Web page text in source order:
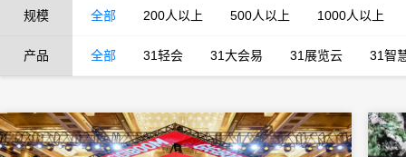
规模 全部 200人以上 500人以上 1000人以上
产品 全部 31轻会 31大会易 31展览云 31智